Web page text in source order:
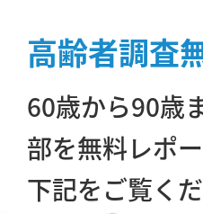
高齢者調査
60歳から90歳
部を無料レポ
下記をご覧くだ